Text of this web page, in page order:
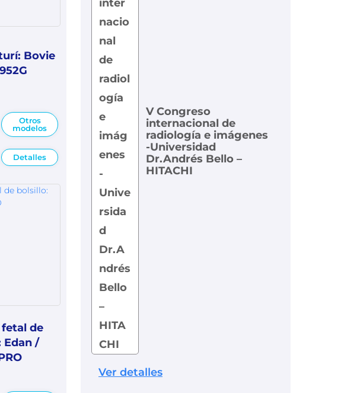
Bovie
Otros
modelos
Detalles
de
Edan /
V Congreso
internacional de
radiología e imágenes
-Universidad
Dr.Andrés Bello –
HITACHI
Ver detalles